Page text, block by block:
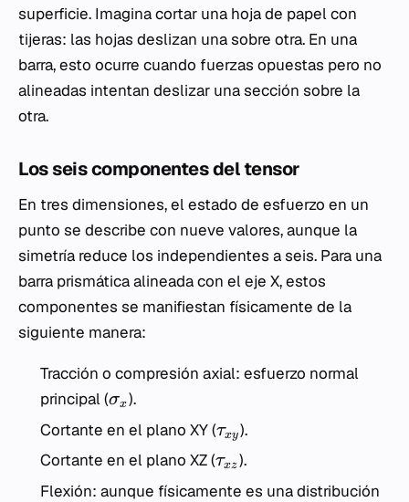
superficie. Imagina cortar una hoja de papel con
tijeras: las hojas deslizan una sobre otra. En una
barra, esto ocurre cuando fuerzas opuestas pero no
alineadas intentan deslizar una sección sobre la
otra.
Los seis componentes del tensor
En tres dimensiones, el estado de esfuerzo en un
punto se describe con nueve valores, aunque la
simetría reduce los independientes a seis. Para una
barra prismática alineada con el eje X, estos
componentes se manifiestan físicamente de la
siguiente manera:
Tracción o compresión axial: esfuerzo normal
principal (σx).
Cortante en el plano XY (τxy).
Cortante en el plano XZ (τxz).
Flexión: aunque físicamente es una distribución